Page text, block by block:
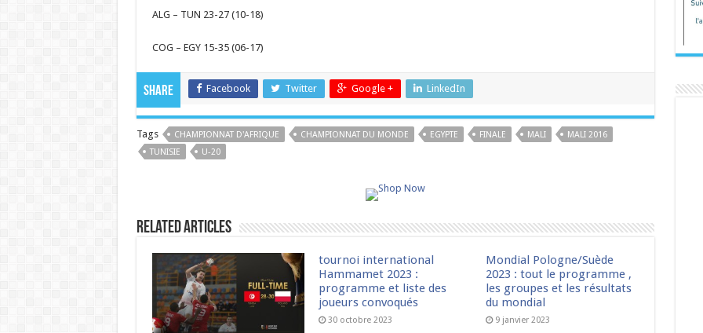
ALG – TUN 23-27 (10-18)
COG – EGY 15-35 (06-17)
Share Facebook Twitter Google + LinkedIn
Tags CHAMPIONNAT D'AFRIQUE CHAMPIONNAT DU MONDE EGYPTE FINALE MALI
MALI 2016
TUNISIE
U-20
Related Articles
tournoi international
Hammamet 2023 :
programme et liste des
joueurs convoqués
30 octobre 2023
Mondial Pologne/Suède
2023 : tout le programme ,
les groupes et les résultats
du mondial
9 janvier 2023